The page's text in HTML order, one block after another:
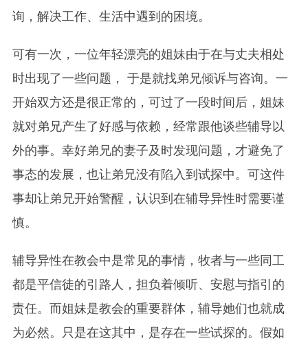
询，解决工作、生活中遇到的困境。
可有一次，一位年轻漂亮的姐妹由于在与丈夫相处
时出现了一些问题， 于是就找弟兄倾诉与咨询。一
开始双方还是很正常的，可过了一段时间后，姐妹
就对弟兄产生了好感与依赖，经常跟他谈些辅导以
外的事。幸好弟兄的妻子及时发现问题，才避免了
事态的发展，也让弟兄没有陷入到试探中。可这件
事却让弟兄开始警醒，认识到在辅导异性时需要谨
慎。
辅导异性在教会中是常见的事情，牧者与一些同工
都是平信徒的引路人，担负着倾听、安慰与指引的
责任。而姐妹是教会的重要群体，辅导她们也就成
为必然。只是在这其中，是存在一些试探的。假如